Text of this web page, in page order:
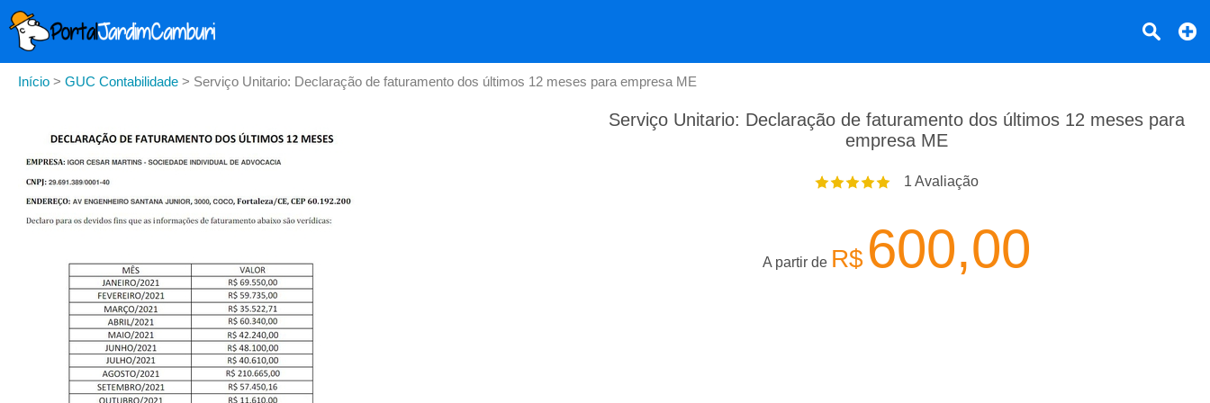
Início > GUC Contabilidade > Serviço Unitario: Declaração de faturamento dos últimos 12 meses para empresa ME
Serviço Unitario: Declaração de faturamento dos últimos 12 meses para
empresa ME
1 Avaliação
A partir de R$ 600,00